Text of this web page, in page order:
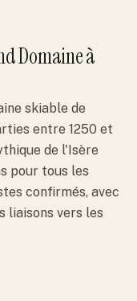
Domaineà
skiable de
entre 1250 et
de l'Isère
pour tous les
confirmés, avec
liaisons vers les